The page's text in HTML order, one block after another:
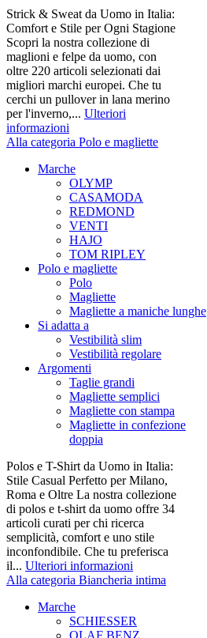
Strick & Sweat da Uomo in Italia:
Comfort e Stile per Ogni Stagione
Scopri la nostra collezione di
maglioni e felpe da uomo, con
oltre 220 articoli selezionati dai
migliori marchi europei. Che tu
cerchi un pullover in lana merino
per l'inverno,... Ulteriori
informazioni
Alla categoria Polo e magliette
Marche
OLYMP
CASAMODA
REDMOND
VENTI
HAJO
TOM RIPLEY
Polo e magliette
Polo
Magliette
Magliette a maniche lunghe
Si adatta a
Vestibilità slim
Vestibilità regolare
Argomenti
Taglie grandi
Magliette semplici
Magliette con stampa
Magliette in confezione
doppia
Polos e T-Shirt da Uomo in Italia:
Stile Casual Perfetto per Milano,
Roma e Oltre La nostra collezione
di polos e t-shirt da uomo offre 34
articoli curati per chi ricerca
semplicità, comfort e uno stile
inconfondibile. Che tu preferisca
il... Ulteriori informazioni
Alla categoria Biancheria intima
Marche
SCHIESSER
OLAF BENZ